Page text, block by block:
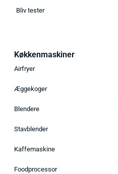
Bliv tester
Køkkenmaskiner
Airfryer
Æggekoger
Blendere
Stavblender
Kaffemaskine
Foodprocessor